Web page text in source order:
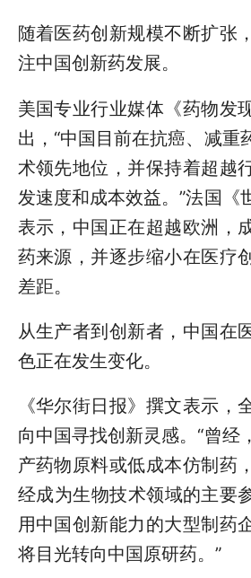
随着医药创新规模不断扩张
注中国创新药发展。
美国专业行业媒体《药物发
出，“中国目前在抗癌、减重
术领先地位，并保持着超越
发速度和成本效益。”法国《
表示，中国正在超越欧洲，
药来源，并逐步缩小在医疗
差距。
从生产者到创新者，中国在
色正在发生变化。
《华尔街日报》撰文表示，
向中国寻找创新灵感。“曾经
产药物原料或低成本仿制药
经成为生物技术领域的主
用中国创新能力的大型制药
将目光转向中国原研药。”